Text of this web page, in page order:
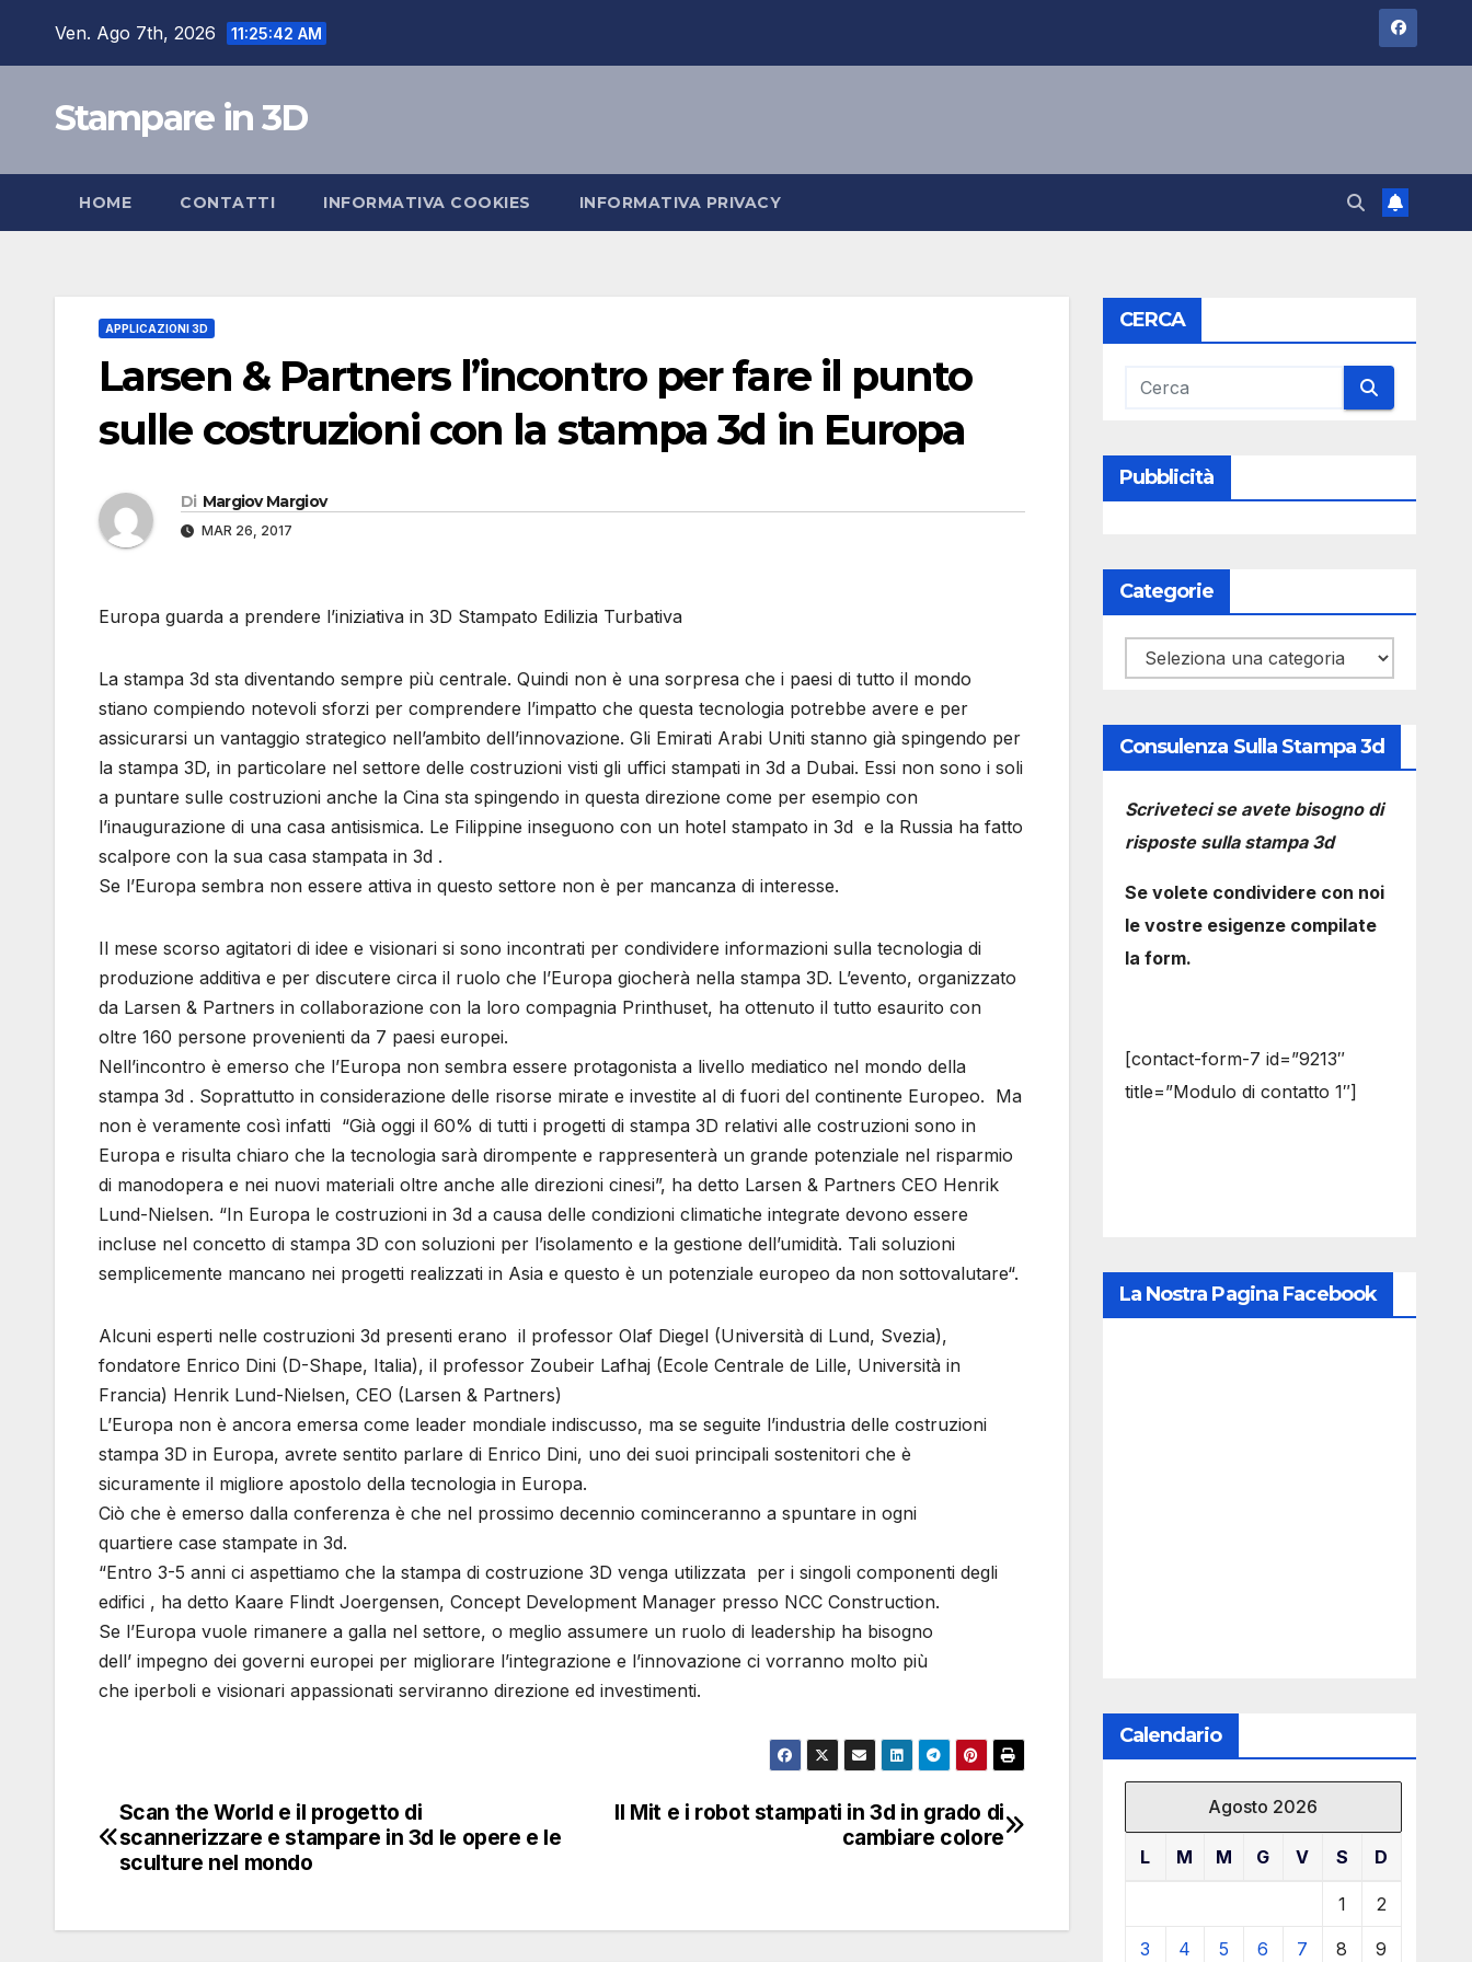
Ven. Ago 7th, 2026 11:25:43 AM
Stampare in 3D
HOME CONTATTI INFORMATIVA COOKIES INFORMATIVA PRIVACY
APPLICAZIONI 3D
Larsen & Partners l’incontro per fare il punto
sulle costruzioni con la stampa 3d in Europa
Di Margiov Margiov
MAR 26, 2017
Europa guarda a prendere l’iniziativa in 3D Stampato Edilizia Turbativa
La stampa 3d sta diventando sempre più centrale. Quindi non è una sorpresa che i paesi di tutto il mondo
stiano compiendo notevoli sforzi per comprendere l’impatto che questa tecnologia potrebbe avere e per
assicurarsi un vantaggio strategico nell’ambito dell’innovazione. Gli Emirati Arabi Uniti stanno già spingendo per
la stampa 3D, in particolare nel settore delle costruzioni visti gli uffici stampati in 3d a Dubai. Essi non sono i soli
a puntare sulle costruzioni anche la Cina sta spingendo in questa direzione come per esempio con
l’inaugurazione di una casa antisismica. Le Filippine inseguono con un hotel stampato in 3d e la Russia ha fatto
scalpore con la sua casa stampata in 3d .
Se l’Europa sembra non essere attiva in questo settore non è per mancanza di interesse.
Il ​​mese scorso agitatori di idee e visionari si sono incontrati per condividere informazioni sulla tecnologia di
produzione additiva e per discutere circa il ruolo che l’Europa giocherà nella stampa 3D. L’evento, organizzato
da Larsen & Partners in collaborazione con la loro compagnia Printhuset, ha ottenuto il tutto esaurito con
oltre 160 persone provenienti da 7 paesi europei.
Nell’incontro è emerso che l’Europa non sembra essere protagonista a livello mediatico nel mondo della
stampa 3d . Soprattutto in considerazione delle risorse mirate e investite al di fuori del continente Europeo. Ma
non è veramente così infatti “Già oggi il 60% di tutti i progetti di stampa 3D relativi alle costruzioni sono in
Europa e risulta chiaro che la tecnologia sarà dirompente e rappresenterà un grande potenziale nel risparmio
di manodopera e nei nuovi materiali oltre anche alle direzioni cinesi”, ha detto Larsen & Partners CEO Henrik
Lund-Nielsen. “In Europa le costruzioni in 3d a causa delle condizioni climatiche integrate devono essere
incluse nel concetto di stampa 3D con soluzioni per l’isolamento e la gestione dell’umidità. Tali soluzioni
semplicemente mancano nei progetti realizzati in Asia e questo è un potenziale europeo da non sottovalutare“.
Alcuni esperti nelle costruzioni 3d presenti erano il professor Olaf Diegel (Università di Lund, Svezia),
fondatore Enrico Dini (D-Shape, Italia), il professor Zoubeir Lafhaj (Ecole Centrale de Lille, Università in
Francia) Henrik Lund-Nielsen, CEO (Larsen & Partners)
L’Europa non è ancora emersa come leader mondiale indiscusso, ma se seguite l’industria delle costruzioni
stampa 3D in Europa, avrete sentito parlare di Enrico Dini, uno dei suoi principali sostenitori che è
sicuramente il migliore apostolo della tecnologia in Europa.
Ciò che è emerso dalla conferenza è che nel prossimo decennio cominceranno a spuntare in ogni
quartiere case stampate in 3d.
“Entro 3-5 anni ci aspettiamo che la stampa di costruzione 3D venga utilizzata per i singoli componenti degli
edifici , ha detto Kaare Flindt Joergensen, Concept Development Manager presso NCC Construction.
Se l’Europa vuole rimanere a galla nel settore, o meglio assumere un ruolo di leadership ha bisogno
dell’ impegno dei governi europei per migliorare l’integrazione e l’innovazione ci vorranno molto più
che iperboli e visionari appassionati serviranno direzione ed investimenti.
Navigazione
articoli
Il Mit e i robot stampati in 3d in grado di
cambiare colore
Scan the World e il progetto di
scannerizzare e stampare in 3d le opere e le
sculture nel mondo
CERCA
Pubblicità
Categorie
Categorie
Consulenza Sulla Stampa 3d
Scriveteci se avete bisogno di
risposte sulla stampa 3d
Se volete condividere con noi
le vostre esigenze compilate
la form.
[contact-form-7 id=”9213″
title=”Modulo di contatto 1″]
La Nostra Pagina Facebook
Calendario
Agosto 2026
L M M G V S D
1 2
3 4 5 6 7 8 9